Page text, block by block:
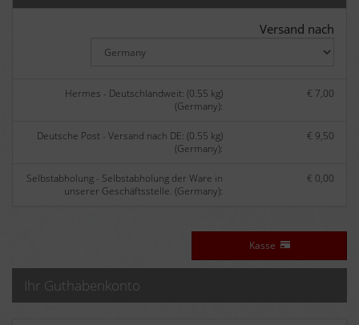
Versand nach
Hermes - Deutschlandweit: (0.55 kg)
(Germany):
€ 7,00
Deutsche Post - Versand nach DE: (0.55 kg)
(Germany):
€ 9,50
Selbstabholung - Selbstabholung der Ware in
unserer Geschäftsstelle. (Germany):
€ 0,00
Kasse
Ihr Guthabenkonto